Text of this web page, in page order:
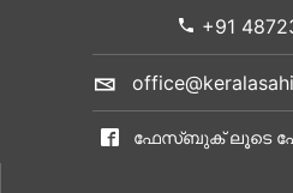
+91
ഫേസ്ബുക് ലൂടെ